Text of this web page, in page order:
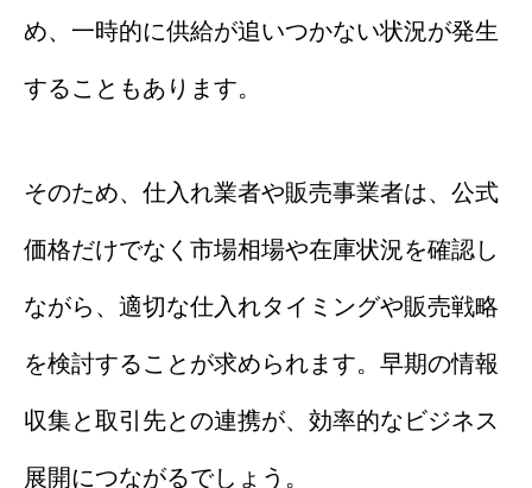
め、一時的に供給が追いつかない状況が発生
することもあります。
そのため、仕入れ業者や販売事業者は、公式
価格だけでなく市場相場や在庫状況を確認し
ながら、適切な仕入れタイミングや販売戦略
を検討することが求められます。早期の情報
収集と取引先との連携が、効率的なビジネス
展開につながるでしょう。